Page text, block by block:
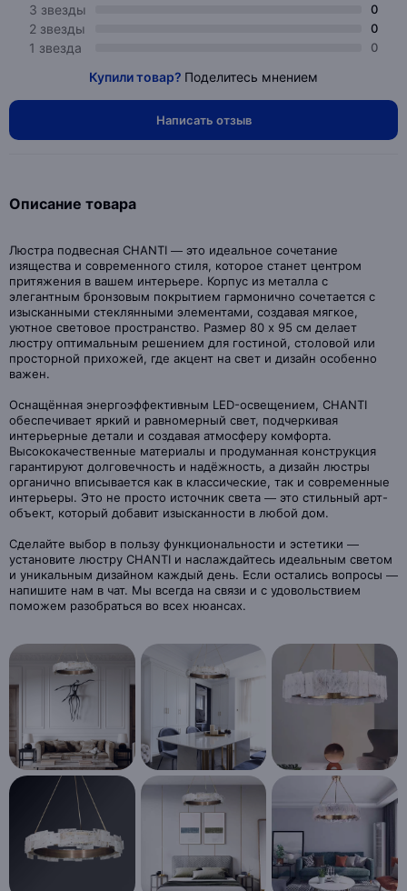
3 звезды 0
2 звезды 0
1 звезда 0
Купили товар? Поделитесь мнением
Написать отзыв
Описание товара
Люстра подвесная CHANTI — это идеальное сочетание
изящества и современного стиля, которое станет центром
притяжения в вашем интерьере. Корпус из металла с
элегантным бронзовым покрытием гармонично сочетается с
изысканными стеклянными элементами, создавая мягкое,
уютное световое пространство. Размер 80 х 95 см делает
люстру оптимальным решением для гостиной, столовой или
просторной прихожей, где акцент на свет и дизайн особенно
важен.
Оснащённая энергоэффективным LED-освещением, CHANTI
обеспечивает яркий и равномерный свет, подчеркивая
интерьерные детали и создавая атмосферу комфорта.
Высококачественные материалы и продуманная конструкция
гарантируют долговечность и надёжность, а дизайн люстры
органично вписывается как в классические, так и современные
интерьеры. Это не просто источник света — это стильный арт-
объект, который добавит изысканности в любой дом.
Сделайте выбор в пользу функциональности и эстетики —
установите люстру CHANTI и наслаждайтесь идеальным светом
и уникальным дизайном каждый день. Если остались вопросы —
напишите нам в чат. Мы всегда на связи и с удовольствием
поможем разобраться во всех нюансах.